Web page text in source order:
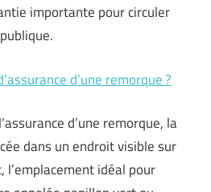
importante pour circuler
d’une remorque ?
d’une remorque, la
dans un endroit visible sur
l’emplacement idéal pour